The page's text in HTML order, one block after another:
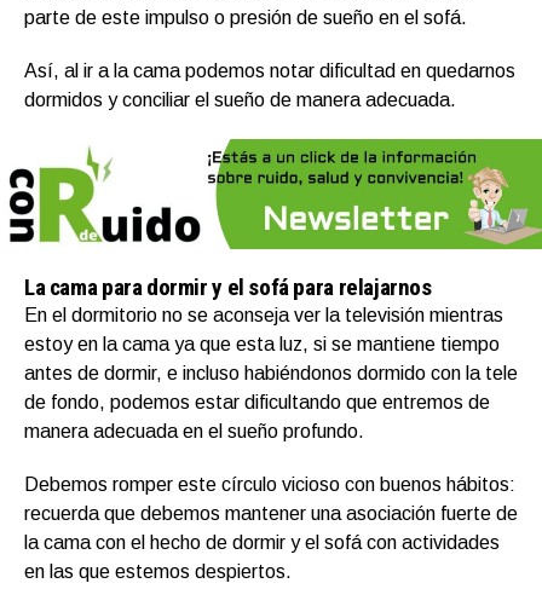
parte de este impulso o presión de sueño en el sofá.
Así, al ir a la cama podemos notar dificultad en quedarnos
dormidos y conciliar el sueño de manera adecuada.
La cama para dormir y el sofá para relajarnos
En el dormitorio no se aconseja ver la televisión mientras
estoy en la cama ya que esta luz, si se mantiene tiempo
antes de dormir, e incluso habiéndonos dormido con la tele
de fondo, podemos estar dificultando que entremos de
manera adecuada en el sueño profundo.
Debemos romper este círculo vicioso con buenos hábitos:
recuerda que debemos mantener una asociación fuerte de
la cama con el hecho de dormir y el sofá con actividades
en las que estemos despiertos.